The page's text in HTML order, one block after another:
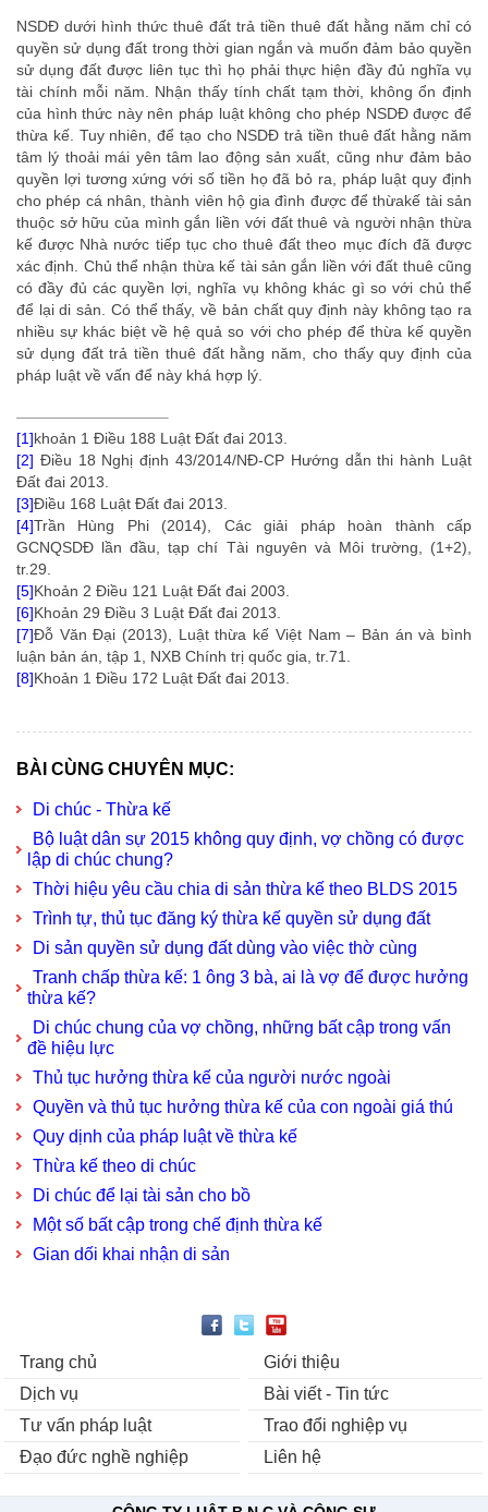
NSDĐ dưới hình thức thuê đất trả tiền thuê đất hằng năm chỉ có
quyền sử dụng đất trong thời gian ngắn và muốn đảm bảo quyền
sử dụng đất được liên tục thì họ phải thực hiện đầy đủ nghĩa vụ
tài chính mỗi năm. Nhận thấy tính chất tạm thời, không ổn định
của hình thức này nên pháp luật không cho phép NSDĐ được để
thừa kế. Tuy nhiên, để tạo cho NSDĐ trả tiền thuê đất hằng năm
tâm lý thoải mái yên tâm lao động sản xuất, cũng như đảm bảo
quyền lợi tương xứng với số tiền họ đã bỏ ra, pháp luật quy định
cho phép cá nhân, thành viên hộ gia đình được để thừakế tài sản
thuộc sở hữu của mình gắn liền với đất thuê và người nhận thừa
kế được Nhà nước tiếp tục cho thuê đất theo mục đích đã được
xác định. Chủ thể nhận thừa kế tài sản gắn liền với đất thuê cũng
có đầy đủ các quyền lợi, nghĩa vụ không khác gì so với chủ thể
để lại di sản. Có thể thấy, về bản chất quy định này không tạo ra
nhiều sự khác biệt về hệ quả so với cho phép để thừa kế quyền
sử dụng đất trả tiền thuê đất hằng năm, cho thấy quy định của
pháp luật về vấn để này khá hợp lý.
[1]khoản 1 Điều 188 Luật Đất đai 2013.
[2] Điều 18 Nghị định 43/2014/NĐ-CP Hướng dẫn thi hành Luật
Đất đai 2013.
[3]Điều 168 Luật Đất đai 2013.
[4]Trần Hùng Phi (2014), Các giải pháp hoàn thành cấp
GCNQSDĐ lần đầu , tạp chí Tài nguyên và Môi trường, (1+2),
tr.29.
[5]Khoản 2 Điều 121 Luật Đất đai 2003.
[6]Khoản 29 Điều 3 Luật Đất đai 2013.
[7]Đỗ Văn Đại (2013), Luật thừa kế Việt Nam – Bản án và bình
luận bản án , tập 1, NXB Chính trị quốc gia, tr.71.
[8]Khoản 1 Điều 172 Luật Đất đai 2013.
BÀI CÙNG CHUYÊN MỤC:
Di chúc - Thừa kế
Bộ luật dân sự 2015 không quy định, vợ chồng có được
lập di chúc chung?
Thời hiệu yêu cầu chia di sản thừa kế theo BLDS 2015
Trình tự, thủ tục đăng ký thừa kế quyền sử dụng đất
Di sản quyền sử dụng đất dùng vào việc thờ cùng
Tranh chấp thừa kế: 1 ông 3 bà, ai là vợ để được hưởng
thừa kế?
Di chúc chung của vợ chồng, những bất cập trong vấn
đề hiệu lực
Thủ tục hưởng thừa kế của người nước ngoài
Quyền và thủ tục hưởng thừa kế của con ngoài giá thú
Quy dịnh của pháp luật về thừa kế
Thừa kế theo di chúc
Di chúc để lại tài sản cho bồ
Một số bất cập trong chế định thừa kế
Gian dối khai nhận di sản
Trang chủ
Giới thiệu
Dịch vụ
Bài viết - Tin tức
Tư vấn pháp luật
Trao đổi nghiệp vụ
Đạo đức nghề nghiệp
Liên hệ